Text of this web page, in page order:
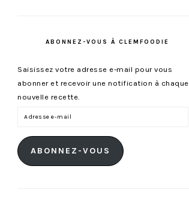
ABONNEZ-VOUS À CLEMFOODIE
Saisissez votre adresse e-mail pour vous
abonner et recevoir une notification à chaque
nouvelle recette.
Adresse
mail
ABONNEZ-VOUS